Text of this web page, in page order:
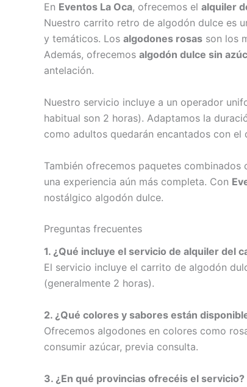
En Eventos La Oca, ofrecemos el alquiler
Nuestro carrito retro de algodón dulce es
y temáticos. Los algodones rosas son los
Además, ofrecemos algodón dulce sin
antelación.
Nuestro servicio incluye a un operador
habitual son 2 horas). Adaptamos la
como adultos quedarán encantados con el
También ofrecemos paquetes
una experiencia aún más completa. Con
nostálgico algodón dulce.
Preguntas frecuentes
1. ¿Qué incluye el servicio de alquiler del
El servicio incluye el carrito de algodón
(generalmente 2 horas).
2. ¿Qué colores y sabores están
Ofrecemos algodones en colores como
consumir azúcar, previa consulta.
3. ¿En qué provincias ofrecéis el servicio?